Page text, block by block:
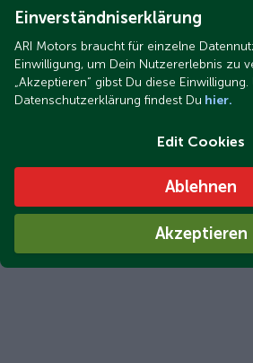
Einverständniserklärung
ARI Motors braucht für einzelne
Einwilligung, um Dein Nutzererlebnis zu
„Akzeptieren“ gibst Du diese Einwilligung.
Datenschutzerklärung findest Du hier.
Edit Cookies
Ablehnen
Akzeptieren